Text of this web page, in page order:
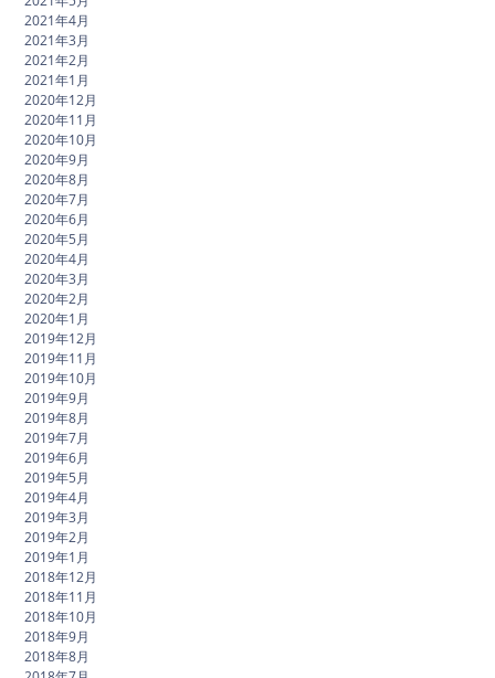
2021年4月
2021年3月
2021年2月
2021年1月
2020年12月
2020年11月
2020年10月
2020年9月
2020年8月
2020年7月
2020年6月
2020年5月
2020年4月
2020年3月
2020年2月
2020年1月
2019年12月
2019年11月
2019年10月
2019年9月
2019年8月
2019年7月
2019年6月
2019年5月
2019年4月
2019年3月
2019年2月
2019年1月
2018年12月
2018年11月
2018年10月
2018年9月
2018年8月